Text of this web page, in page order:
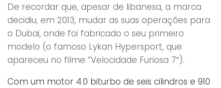
De recordar que, apesar de libanesa, a marca
decidiu, em 2013, mudar as suas operações para
o Dubai, onde foi fabricado o seu primeiro
modelo (o famoso Lykan Hypersport, que
apareceu no filme “Velocidade Furiosa 7″).
Com um motor 4.0 biturbo de seis cilindros e 910